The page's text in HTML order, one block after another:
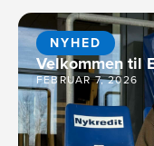
NYHED
Velkommen til
FEBRUAR 7, 2026